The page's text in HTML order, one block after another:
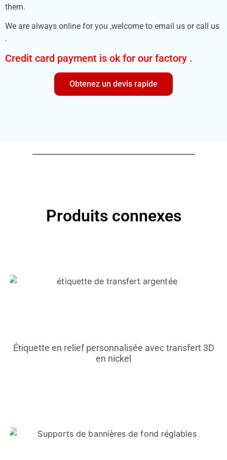
them.
We are always online for you ,welcome to email us or call us
.
Credit card payment is ok for our factory .
Obtenez un devis rapide
Produits connexes
Étiquette en relief personnalisée avec transfert 3D
en nickel